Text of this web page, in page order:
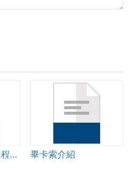
108_秋_四年級_課程計畫_簡報基礎應用0830 畢卡索介紹